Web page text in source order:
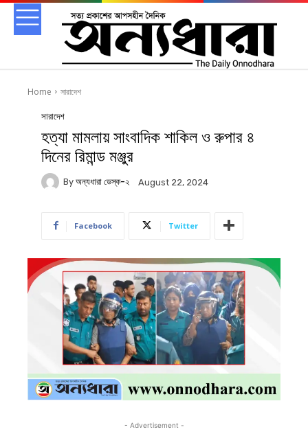
Home সারাদেশ
সারাদেশ
হত্যা মামলায় সাংবাদিক শাকিল ও রুপার ৪
দিনের রিমান্ড মঞ্জুর
By অন্যধারা ডেস্ক-২ August 22, 2024
Facebook Twitter
- Advertisement -